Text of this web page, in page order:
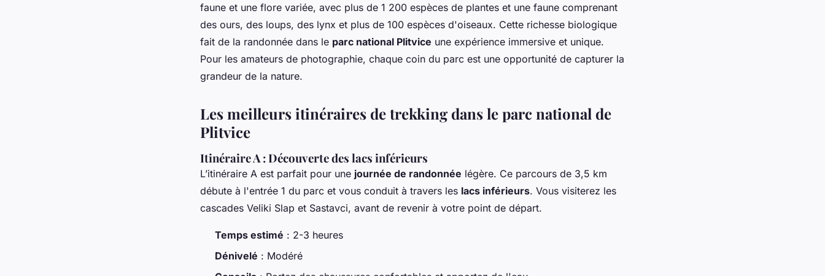
faune et une flore variée, avec plus de 1 200 espèces de plantes et une faune comprenant
des ours, des loups, des lynx et plus de 100 espèces d'oiseaux. Cette richesse biologique
fait de la randonnée dans le parc national Plitvice une expérience immersive et unique.
Pour les amateurs de photographie, chaque coin du parc est une opportunité de capturer la
grandeur de la nature.
Les meilleurs itinéraires de trekking dans le parc national de
Plitvice
Itinéraire A : Découverte des lacs inférieurs
L’itinéraire A est parfait pour une journée de randonnée légère. Ce parcours de 3,5 km
débute à l'entrée 1 du parc et vous conduit à travers les lacs inférieurs. Vous visiterez les
cascades Veliki Slap et Sastavci, avant de revenir à votre point de départ.
Temps estimé : 2-3 heures
Dénivelé : Modéré